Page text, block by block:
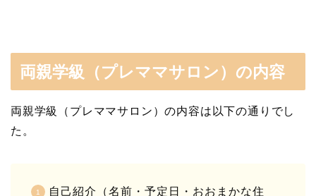
両親学級（プレママサロン）の内容
両親学級（プレママサロン）の内容は以下の通りでし
た。
自己紹介（名前・予定日・おおまかな住